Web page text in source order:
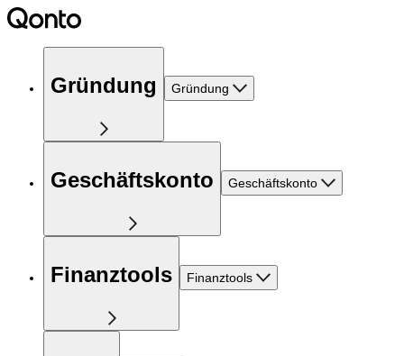
Gründung Gründung
Geschäftskonto Geschäftskonto
Finanztools Finanztools